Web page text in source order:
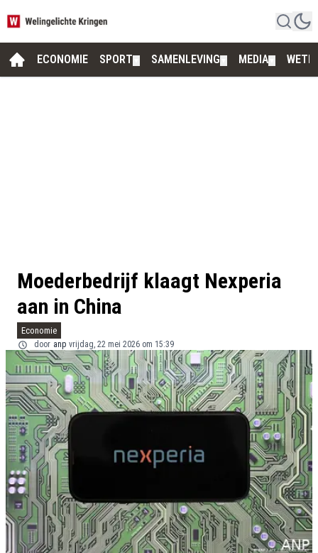
ECONOMIE SPORT SAMENLEVING MEDIA
Moederbedrijf klaagt Nexperia
aan in China
Economie
door anp vrijdag, 22 mei 2026 om 15:39